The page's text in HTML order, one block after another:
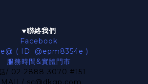
▼聯絡我們
Facebook
( ID: @epm8354e )
服務時間&實體門市
/ 02-2888-3070 #151
sc@dkgp.com